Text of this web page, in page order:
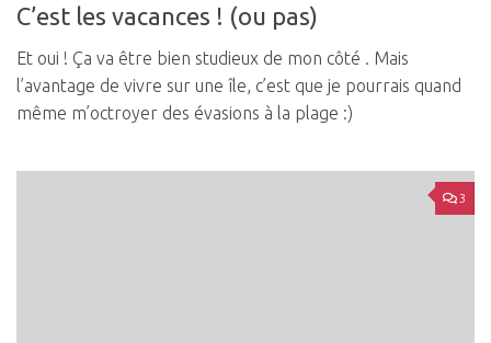
C’est les vacances ! (ou pas)
Et oui ! Ça va être bien studieux de mon côté . Mais
l’avantage de vivre sur une île, c’est que je pourrais quand
même m’octroyer des évasions à la plage :)
3